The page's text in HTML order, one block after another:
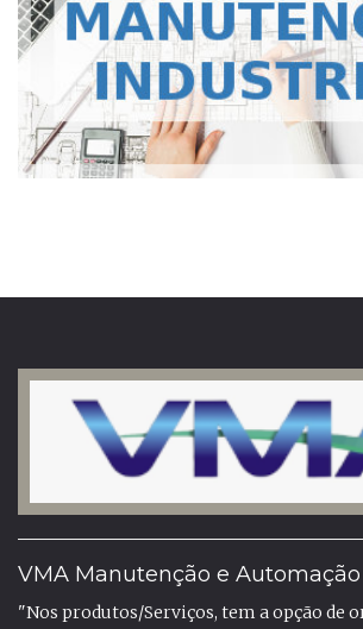
VMA Manutenção e Automação
"Nos produtos/Serviços, tem a opção de